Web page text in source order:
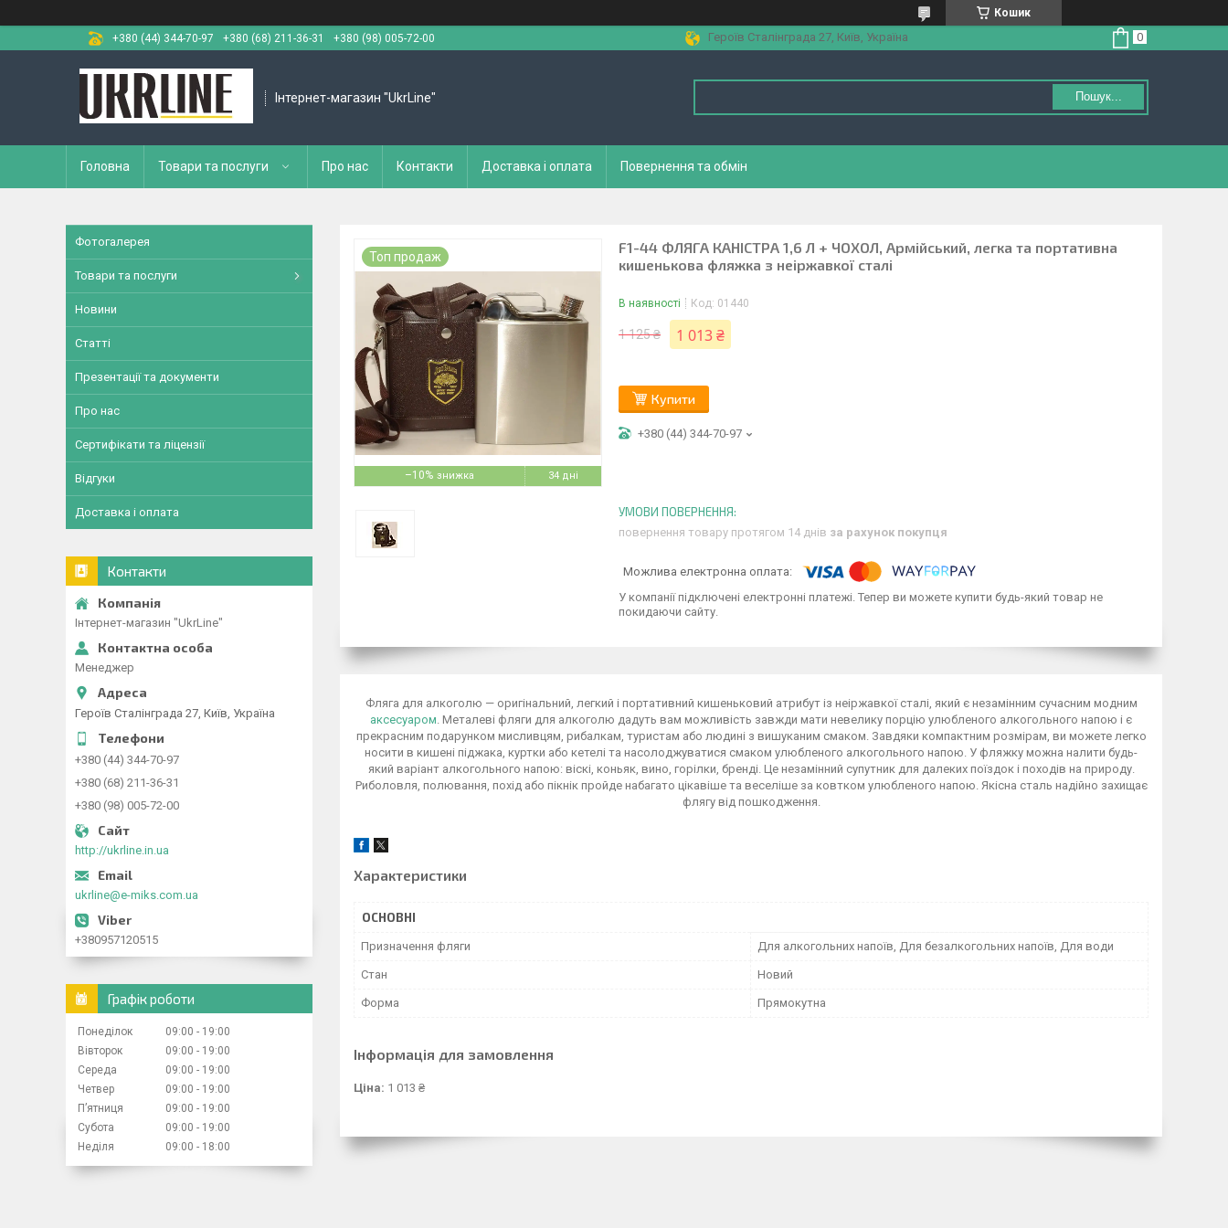
Кошик
+380 (44) 344-70-97
+380 (68) 211-36-31 +380 (98) 005-72-00 Героїв Сталінграда 27, Київ, Україна
Інтернет-магазин "UkrLine" Пошук...
Головна Товари та послуги Про нас Контакти Доставка і оплата Повернення та обмін
–10% 34 дні
Топ продаж
F1-44 ФЛЯГА КАНІСТРА 1,6 Л + ЧОХОЛ, Армійський, легка та портативна
кишенькова фляжка з неіржавкої сталі
В наявності Код: 01440
1 125 ₴ 1 013 ₴
Купити
+380 (44) 344-70-97
повернення товару протягом 14 днів за рахунок покупця
У компанії підключені електронні платежі. Тепер ви можете купити будь-який товар не
покидаючи сайту.
Фляга для алкоголю — оригінальний, легкий і портативний кишеньковий атрибут із неіржавкої сталі, який є незамінним сучасним модним
аксесуаром . Металеві фляги для алкоголю дадуть вам можливість завжди мати невелику порцію улюбленого алкогольного напою і є
прекрасним подарунком мисливцям, рибалкам, туристам або людині з вишуканим смаком. Завдяки компактним розмірам, ви можете легко
носити в кишені піджака, куртки або кетелі та насолоджуватися смаком улюбленого алкогольного напою. У фляжку можна налити будь-
який варіант алкогольного напою: віскі, коньяк, вино, горілки, бренді. Це незамінний супутник для далеких поїздок і походів на природу.
Риболовля, полювання, похід або пікнік пройде набагато цікавіше та веселіше за ковтком улюбленого напою. Якісна сталь надійно захищає
флягу від пошкодження.
Характеристики
ОСНОВНІ
Призначення фляги Для алкогольних напоїв, Для безалкогольних напоїв, Для води
Стан Новий
Форма Прямокутна
Інформація для замовлення
Ціна: 1 013 ₴
Фотогалерея
Товари та послуги
Новини
Статті
Презентації та документи
Про нас
Сертифікати та ліцензії
Відгуки
Доставка і оплата
Контакти
Інтернет-магазин "UkrLine"
Менеджер
Героїв Сталінграда 27, Київ, Україна
+380 (44) 344-70-97
+380 (68) 211-36-31
+380 (98) 005-72-00
http://ukrline.in.ua
ukrline@e-miks.com.ua
+380957120515
Графік роботи
Понеділок 09:00
19:00
Вівторок
09:00
19:00
Середа
09:00
19:00
Четвер
09:00
19:00
Пʼятниця
09:00
19:00
Субота
09:00
19:00
Неділя
09:00 18:00